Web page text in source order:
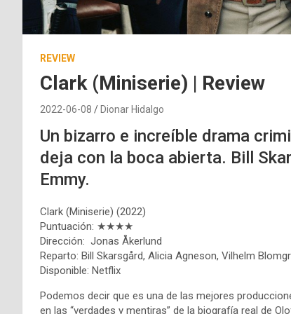
REVIEW
Clark (Miniserie) | Review
2022-06-08 Dionar Hidalgo
Un bizarro e increíble drama
deja con la boca abierta. Bill
Emmy.
Clark (Miniserie) (2022)
Puntuación: ★★★★
Dirección: Jonas Åkerlund
Reparto: Bill Skarsgård, Alicia Agneson, Vilhelm
Disponible: Netflix
Podemos decir que es una de las mejores
en las “verdades y mentiras” de la biografía real de